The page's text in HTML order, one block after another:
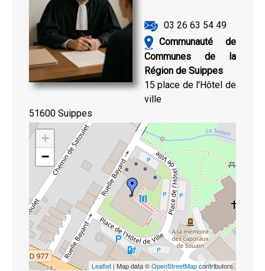
03 26 63 54 49
Communauté de
Communes de la
Région de Suippes
15 place de l'Hôtel de
ville
51600 Suippes
+
−
Leaflet| Map data ©OpenStreetMapcontributors